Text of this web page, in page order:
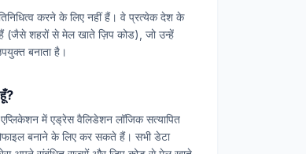
करने के लिए नहीं हैं। वे प्रत्येक देश के
हैं (जैसे शहरों से मेल खाते ज़िप कोड), जो उन्हें
बनाता है।
में एड्रेस वैलिडेशन लॉजिक सत्यापित
बनाने के लिए कर सकते हैं। सभी डेटा